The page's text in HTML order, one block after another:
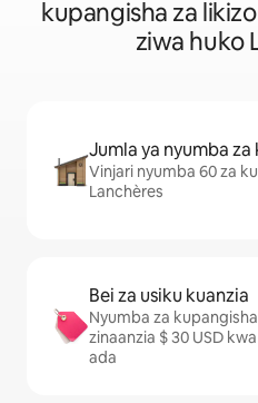
kupangisha za
ziwa huko
Jumla ya nyumba
Vinjari nyumba 60 za
Lanchères
Bei za usiku kuanzia
Nyumba za
zinaanzia $ 30 USD
ada